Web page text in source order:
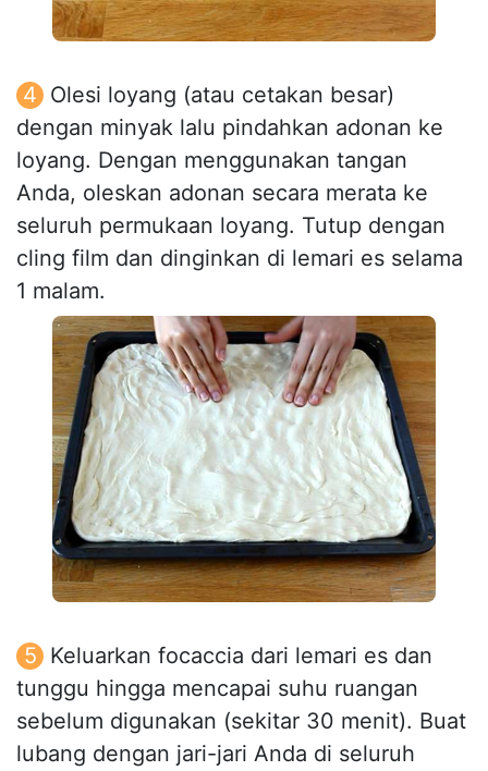
Olesi loyang (atau cetakan besar)
dengan minyak lalu pindahkan adonan ke
loyang. Dengan menggunakan tangan
Anda, oleskan adonan secara merata ke
seluruh permukaan loyang. Tutup dengan
cling film dan dinginkan di lemari es selama
1 malam.
Keluarkan focaccia dari lemari es dan
tunggu hingga mencapai suhu ruangan
sebelum digunakan (sekitar 30 menit). Buat
lubang dengan jari-jari Anda di seluruh